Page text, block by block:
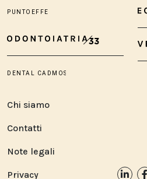
Chi siamo
Contatti
Note legali
Privacy